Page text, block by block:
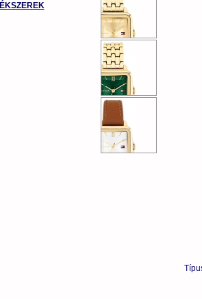
ÉKSZEREK